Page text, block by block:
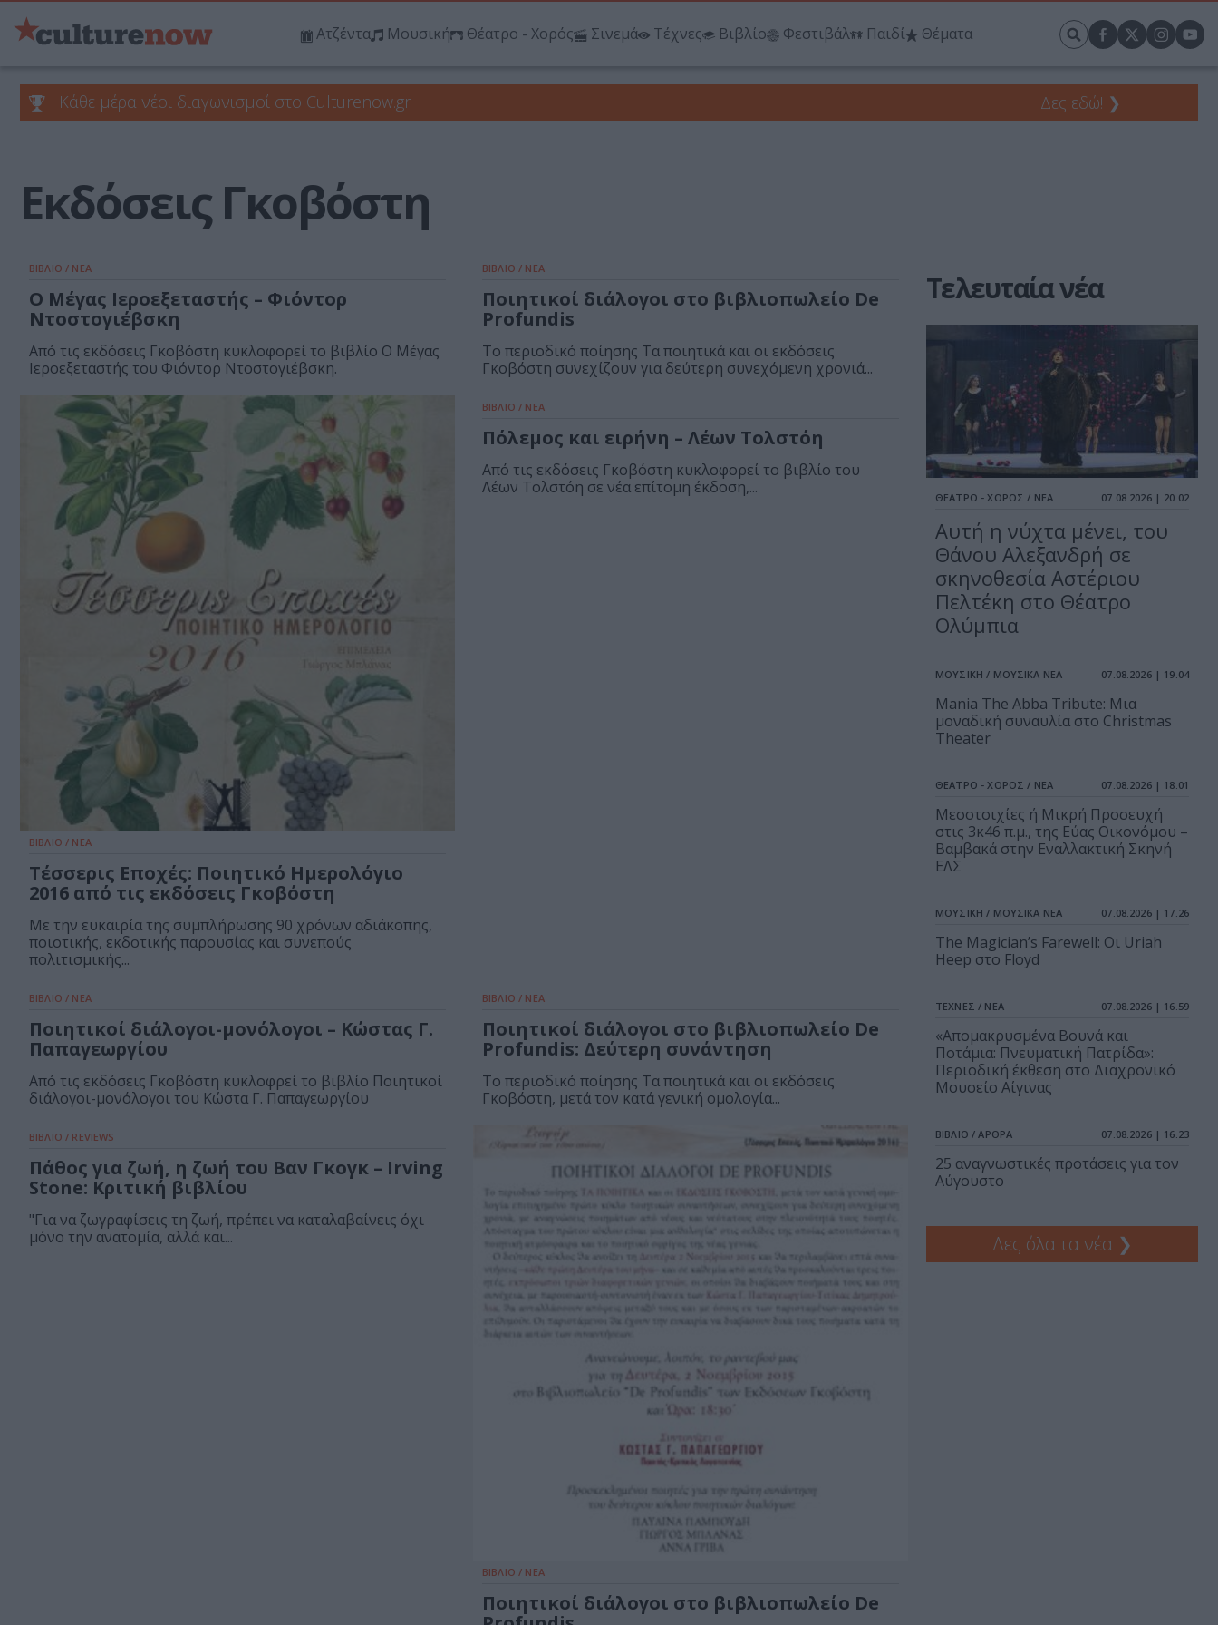
Ατζέντα Μουσική Θέατρο - Χορός Σινεμά Τέχνες Βιβλίο Φεστιβάλ Παιδί Θέματα
Κάθε μέρα νέοι διαγωνισμοί στο Culturenow.gr Δες εδώ! ❯
Εκδόσεις Γκοβόστη
ΒΙΒΛΙΟ / ΝΕΑ
Ο Μέγας Ιεροεξεταστής – Φιόντορ
Ντοστογιέβσκη
Από τις εκδόσεις Γκοβόστη κυκλοφορεί το βιβλίο Ο Μέγας
Ιεροεξεταστής του Φιόντορ Ντοστογιέβσκη.
ΒΙΒΛΙΟ / ΝΕΑ
Ποιητικοί διάλογοι στο βιβλιοπωλείο De
Profundis
Το περιοδικό ποίησης Τα ποιητικά και οι εκδόσεις
Γκοβόστη συνεχίζουν για δεύτερη συνεχόμενη χρονιά...
ΒΙΒΛΙΟ / ΝΕΑ
Τέσσερις Εποχές: Ποιητικό Ημερολόγιο
2016 από τις εκδόσεις Γκοβόστη
Με την ευκαιρία της συμπλήρωσης 90 χρόνων αδιάκοπης,
ποιοτικής, εκδοτικής παρουσίας και συνεπούς
πολιτισμικής...
ΒΙΒΛΙΟ / ΝΕΑ
Πόλεμος και ειρήνη – Λέων Τολστόη
Από τις εκδόσεις Γκοβόστη κυκλοφορεί το βιβλίο του
Λέων Τολστόη σε νέα επίτομη έκδοση,...
ΒΙΒΛΙΟ / ΝΕΑ
Ποιητικοί διάλογοι-μονόλογοι – Κώστας Γ.
Παπαγεωργίου
Από τις εκδόσεις Γκοβόστη κυκλοφρεί το βιβλίο Ποιητικοί
διάλογοι-μονόλογοι του Κώστα Γ. Παπαγεωργίου
ΒΙΒΛΙΟ / ΝΕΑ
Ποιητικοί διάλογοι στο βιβλιοπωλείο De
Profundis: Δεύτερη συνάντηση
Το περιοδικό ποίησης Τα ποιητικά και οι εκδόσεις
Γκοβόστη, μετά τον κατά γενική ομολογία...
ΒΙΒΛΙΟ / REVIEWS
Πάθος για ζωή, η ζωή του Βαν Γκογκ – Irving
Stone: Κριτική βιβλίου
"Για να ζωγραφίσεις τη ζωή, πρέπει να καταλαβαίνεις όχι
μόνο την ανατομία, αλλά και...
ΒΙΒΛΙΟ / ΝΕΑ
Ποιητικοί διάλογοι στο βιβλιοπωλείο De
Τελευταία νέα
ΘΕΑΤΡΟ - ΧΟΡΟΣ / ΝΕΑ 07.08.2026 | 20.02
Αυτή η νύχτα μένει, του
Θάνου Αλεξανδρή σε
σκηνοθεσία Αστέριου
Πελτέκη στο Θέατρο
Ολύμπια
ΜΟΥΣΙΚΗ / ΜΟΥΣΙΚΑ ΝΕΑ 07.08.2026 | 19.04
Mania The Abba Tribute: Μια
μοναδική συναυλία στο Christmas
Theater
ΘΕΑΤΡΟ - ΧΟΡΟΣ / ΝΕΑ 07.08.2026 | 18.01
Μεσοτοιχίες ή Μικρή Προσευχή
στις 3κ46 π.μ., της Εύας Οικονόμου –
Βαμβακά στην Εναλλακτική Σκηνή
ΕΛΣ
ΜΟΥΣΙΚΗ / ΜΟΥΣΙΚΑ ΝΕΑ 07.08.2026 | 17.26
The Magician’s Farewell: Οι Uriah
Heep στο Floyd
ΤΕΧΝΕΣ / ΝΕΑ 07.08.2026 | 16.59
«Απομακρυσμένα Βουνά και
Ποτάμια: Πνευματική Πατρίδα»:
Περιοδική έκθεση στο Διαχρονικό
Μουσείο Αίγινας
ΒΙΒΛΙΟ / ΑΡΘΡΑ 07.08.2026 | 16.23
25 αναγνωστικές προτάσεις για τον
Αύγουστο
Δες όλα τα νέα ❯